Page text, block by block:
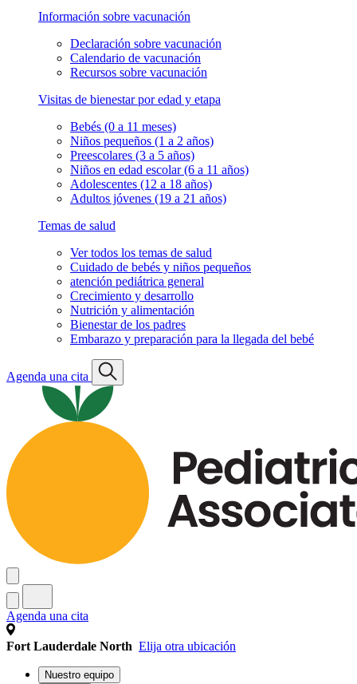
Información sobre vacunación
Declaración sobre vacunación
Calendario de vacunación
Recursos sobre vacunación
Visitas de bienestar por edad y etapa
Bebés (0 a 11 meses)
Niños pequeños (1 a 2 años)
Preescolares (3 a 5 años)
Niños en edad escolar (6 a 11 años)
Adolescentes (12 a 18 años)
Adultos jóvenes (19 a 21 años)
Temas de salud
Ver todos los temas de salud
Cuidado de bebés y niños pequeños
atención pediátrica general
Crecimiento y desarrollo
Nutrición y alimentación
Bienestar de los padres
Embarazo y preparación para la llegada del bebé
Agenda una cita
Agenda una cita
Fort Lauderdale North Elija otra ubicación
Nuestro equipo